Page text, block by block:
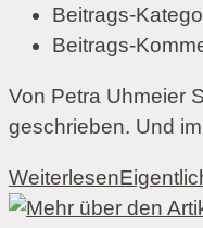
Beitrags-
Beitrags-
Von Petra Uhmeier
geschrieben. Und
Weiterlesen